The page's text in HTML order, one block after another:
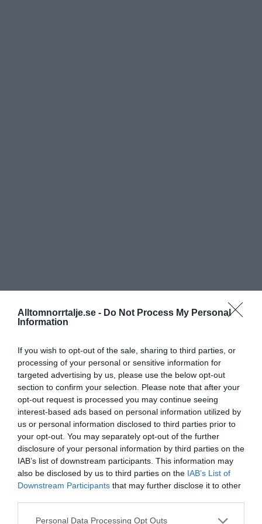
Alltomnorrtalje.se - Do Not Process My Personal
Information
If you wish to opt-out of the sale, sharing to third parties, or
processing of your personal or sensitive information for
targeted advertising by us, please use the below opt-out
section to confirm your selection. Please note that after your
opt-out request is processed you may continue seeing
interest-based ads based on personal information utilized by
us or personal information disclosed to third parties prior to
your opt-out. You may separately opt-out of the further
disclosure of your personal information by third parties on the
IAB’s list of downstream participants. This information may
also be disclosed by us to third parties on the IAB’s List of
Downstream Participants that may further disclose it to other
Personal Data Processing Opt Outs